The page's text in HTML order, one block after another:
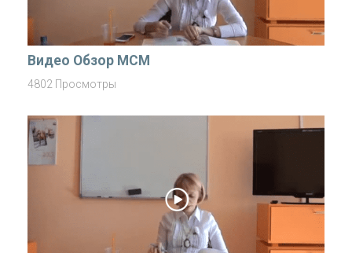
Видео Обзор MCM
4802 Просмотры